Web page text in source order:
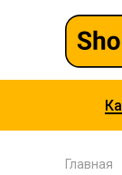
Главная